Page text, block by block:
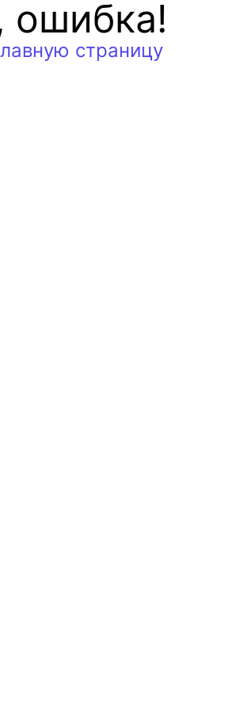
ошибка!
страницу